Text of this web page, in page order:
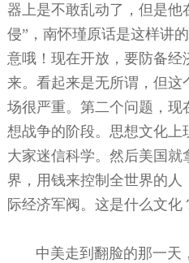
器上是不敢乱动了，但是他
侵”，南怀瑾原话是这样讲
意哦！现在开放，要防备经
来。看起来是无所谓，但这
场很严重。第二个问题，现
想战争的阶段。思想文化上
大家迷信科学。然后美国就
界，用钱来控制全世界的人
际经济军阀。这是什么文化
中美走到翻脸的那一天